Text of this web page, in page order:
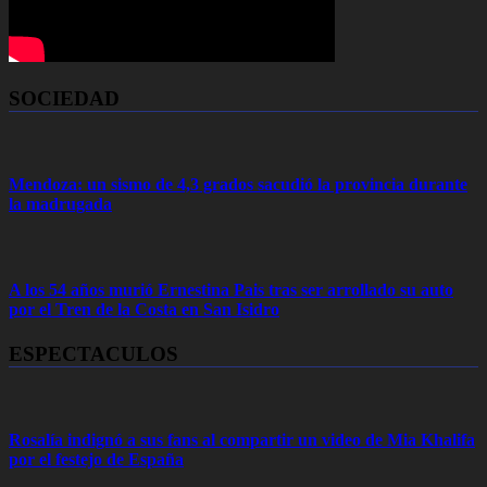
SOCIEDAD
Mendoza: un sismo de 4,3 grados sacudió la provincia durante
la madrugada
A los 54 años murió Ernestina Pais tras ser arrollado su auto
por el Tren de la Costa en San Isidro
ESPECTACULOS
Rosalía indignó a sus fans al compartir un video de Mia Khalifa
por el festejo de España